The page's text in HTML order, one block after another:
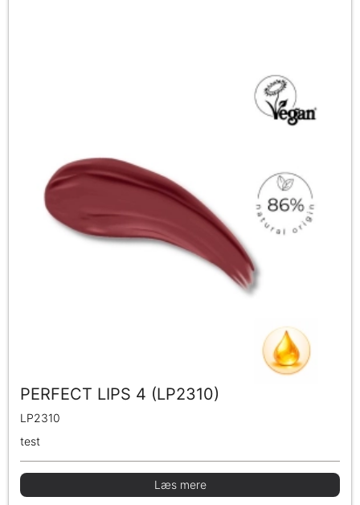
PERFECT LIPS 4 (LP2310)
LP2310
test
Læs mere